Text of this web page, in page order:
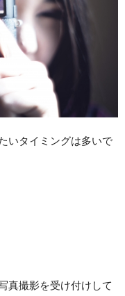
いタイミングは多いで
真撮影を受け付けして